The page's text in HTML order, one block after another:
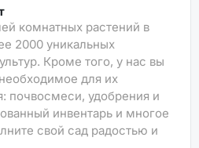
комнатных растений в
2000 уникальных
Кроме того, у нас вы
для их
почвосмеси, удобрения и
инвентарь и многое
свой сад радостью и